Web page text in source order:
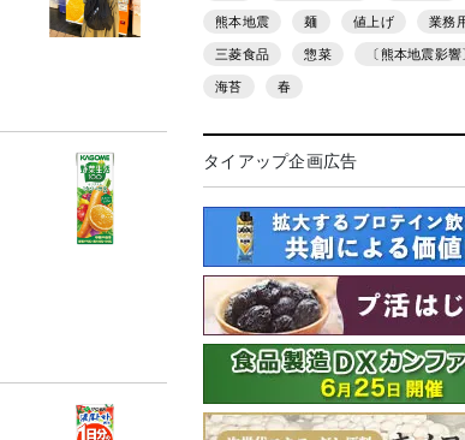
熊本地震 麺 値上げ 業務
三菱食品 惣菜 〔熊本地震影響
海苔 春
タイアップ企画広告